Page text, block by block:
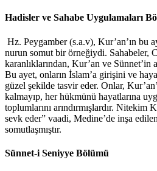
Hadisler ve Sahabe Uygulamaları
Hz. Peygamber (s.a.v), Kur’an’ın bu
nurun somut bir örneğiydi. Sahabeler,
karanlıklarından, Kur’an ve Sünnet’in
Bu ayet, onların İslam’a girişini ve
güzel şekilde tasvir eder. Onlar,
kalmayıp, her hükmünü hayatlarına
toplumlarını arındırmışlardır. Nitekim
sevk eder” vaadi, Medine’de inşa
somutlaşmıştır.
Sünnet-i Seniyye Bölümü